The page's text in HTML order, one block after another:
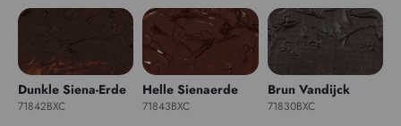
Dunkle Siena-Erde
71842BXC
Helle Sienaerde
71843BXC
Brun Vandijck
71830BXC